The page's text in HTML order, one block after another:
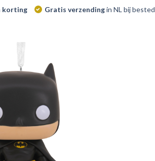
korting Gratis verzendingin NL bij